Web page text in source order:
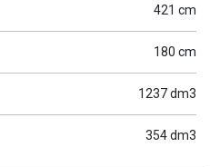
421 cm
180 cm
1237 dm3
354 dm3